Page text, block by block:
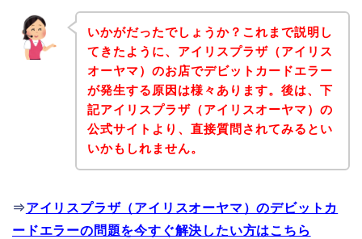
いかがだったでしょうか？これまで説明し
てきたように、アイリスプラザ（アイリス
オーヤマ）のお店でデビットカードエラー
が発生する原因は様々あります。後は、下
記アイリスプラザ（アイリスオーヤマ）の
公式サイトより、直接質問されてみるとい
いかもしれません。
⇒アイリスプラザ（アイリスオーヤマ）のデビットカ
ードエラーの問題を今すぐ解決したい方はこちら